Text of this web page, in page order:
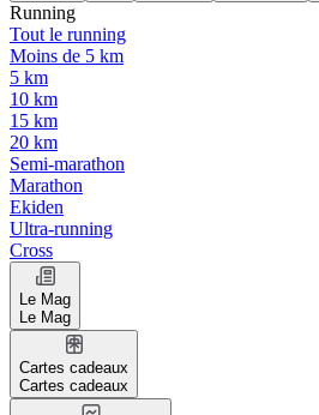
Running
Tout le running
Moins de 5 km
5 km
10 km
15 km
20 km
Semi-marathon
Marathon
Ekiden
Ultra-running
Cross
Le Mag
Le Mag
Cartes cadeaux
Cartes cadeaux